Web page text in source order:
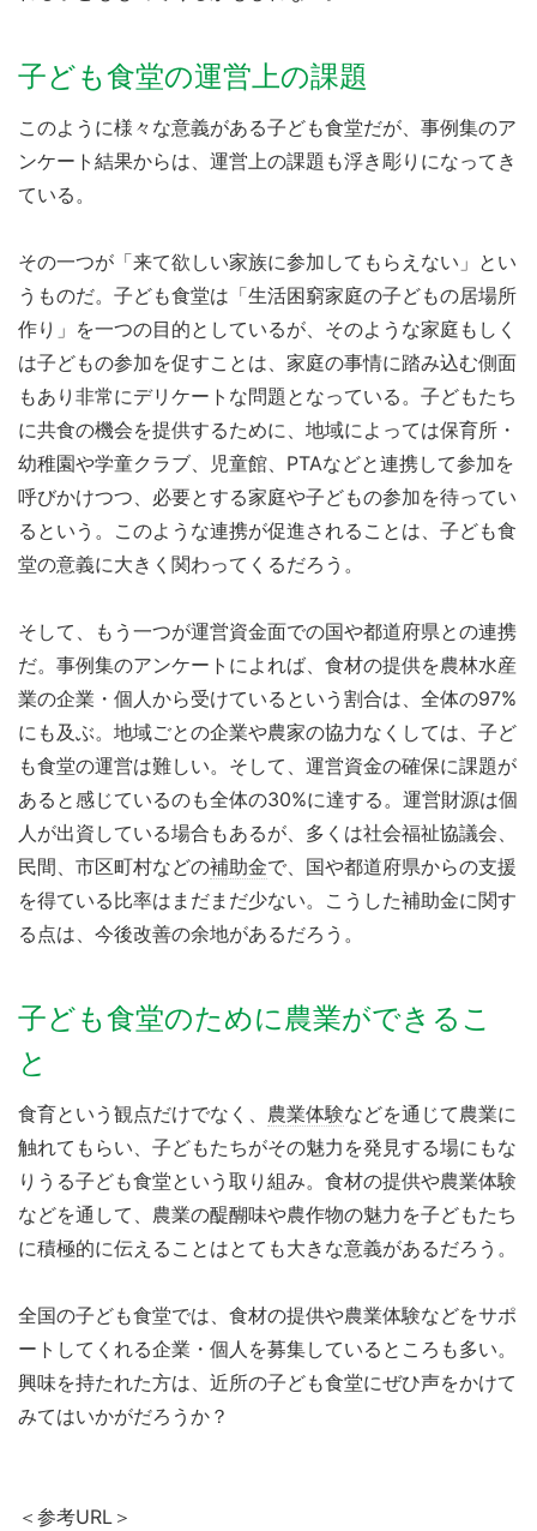
子ども食堂の運営上の課題
このように様々な意義がある子ども食堂だが、事例集のア
ンケート結果からは、運営上の課題も浮き彫りになってき
ている。
その一つが「来て欲しい家族に参加してもらえない」とい
うものだ。子ども食堂は「生活困窮家庭の子どもの居場所
作り」を一つの目的としているが、そのような家庭もしく
は子どもの参加を促すことは、家庭の事情に踏み込む側面
もあり非常にデリケートな問題となっている。子どもたち
に共食の機会を提供するために、地域によっては保育所・
幼稚園や学童クラブ、児童館、PTAなどと連携して参加を
呼びかけつつ、必要とする家庭や子どもの参加を待ってい
るという。このような連携が促進されることは、子ども食
堂の意義に大きく関わってくるだろう。
そして、もう一つが運営資金面での国や都道府県との連携
だ。事例集のアンケートによれば、食材の提供を農林水産
業の企業・個人から受けているという割合は、全体の97%
にも及ぶ。地域ごとの企業や農家の協力なくしては、子ど
も食堂の運営は難しい。そして、運営資金の確保に課題が
あると感じているのも全体の30%に達する。運営財源は個
人が出資している場合もあるが、多くは社会福祉協議会、
民間、市区町村などの補助金で、国や都道府県からの支援
を得ている比率はまだまだ少ない。こうした補助金に関す
る点は、今後改善の余地があるだろう。
子ども食堂のために農業ができるこ
と
食育という観点だけでなく、 農業体験などを通じて農業に
触れてもらい、子どもたちがその魅力を発見する場にもな
りうる子ども食堂という取り組み。食材の提供や農業体験
などを通して、農業の醍醐味や農作物の魅力を子どもたち
に積極的に伝えることはとても大きな意義があるだろう。
全国の子ども食堂では、食材の提供や農業体験などをサポ
ートしてくれる企業・個人を募集しているところも多い。
興味を持たれた方は、近所の子ども食堂にぜひ声をかけて
みてはいかがだろうか？
＜参考URL＞